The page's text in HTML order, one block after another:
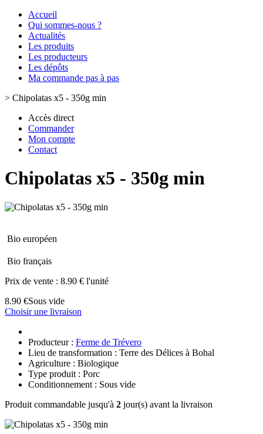
Accueil
Qui sommes-nous ?
Actualités
Les produits
Les producteurs
Les dépôts
Ma commande pas à pas
> Chipolatas x5 - 350g min
Accès direct
Commander
Mon compte
Contact
Chipolatas x5 - 350g min
Bio européen
Bio français
Prix de vente : 8.90 € l'unité
8.90 €Sous vide
Choisir une livraison
Producteur : Ferme de Trévero
Lieu de transformation : Terre des Délices à Bohal
Agriculture : Biologique
Type produit : Porc
Conditionnement : Sous vide
Produit commandable jusqu'à 2 jour(s) avant la livraison